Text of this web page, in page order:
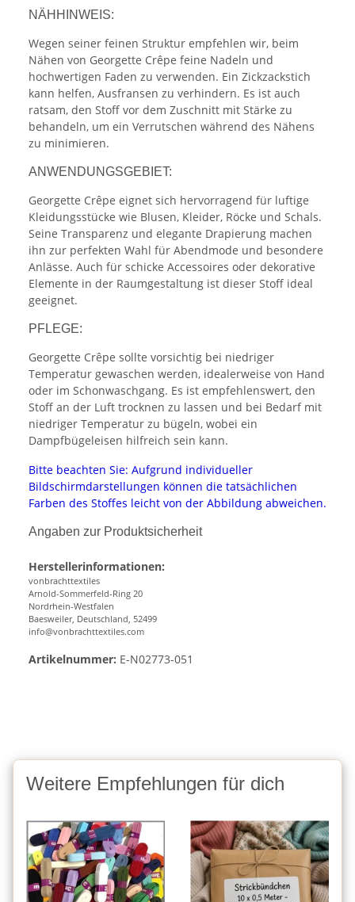
NÄHHINWEIS:
Wegen seiner feinen Struktur empfehlen wir, beim
Nähen von Georgette Crêpe feine Nadeln und
hochwertigen Faden zu verwenden. Ein Zickzackstich
kann helfen, Ausfransen zu verhindern. Es ist auch
ratsam, den Stoff vor dem Zuschnitt mit Stärke zu
behandeln, um ein Verrutschen während des Nähens
zu minimieren.
ANWENDUNGSGEBIET:
Georgette Crêpe eignet sich hervorragend für luftige
Kleidungsstücke wie Blusen, Kleider, Röcke und Schals.
Seine Transparenz und elegante Drapierung machen
ihn zur perfekten Wahl für Abendmode und besondere
Anlässe. Auch für schicke Accessoires oder dekorative
Elemente in der Raumgestaltung ist dieser Stoff ideal
geeignet.
PFLEGE:
Georgette Crêpe sollte vorsichtig bei niedriger
Temperatur gewaschen werden, idealerweise von Hand
oder im Schonwaschgang. Es ist empfehlenswert, den
Stoff an der Luft trocknen zu lassen und bei Bedarf mit
niedriger Temperatur zu bügeln, wobei ein
Dampfbügeleisen hilfreich sein kann.
Bitte beachten Sie: Aufgrund individueller
Bildschirmdarstellungen können die tatsächlichen
Farben des Stoffes leicht von der Abbildung abweichen.
Angaben zur Produktsicherheit
Herstellerinformationen:
vonbrachttextiles
Arnold-Sommerfeld-Ring 20
Nordrhein-Westfalen
Baesweiler, Deutschland, 52499
info@vonbrachttextiles.com
Artikelnummer: E-N02773-051
Weitere Empfehlungen für dich